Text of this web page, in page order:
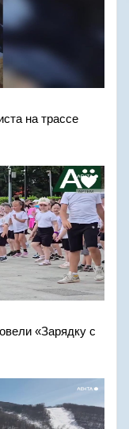
на трассе
«Зарядку с